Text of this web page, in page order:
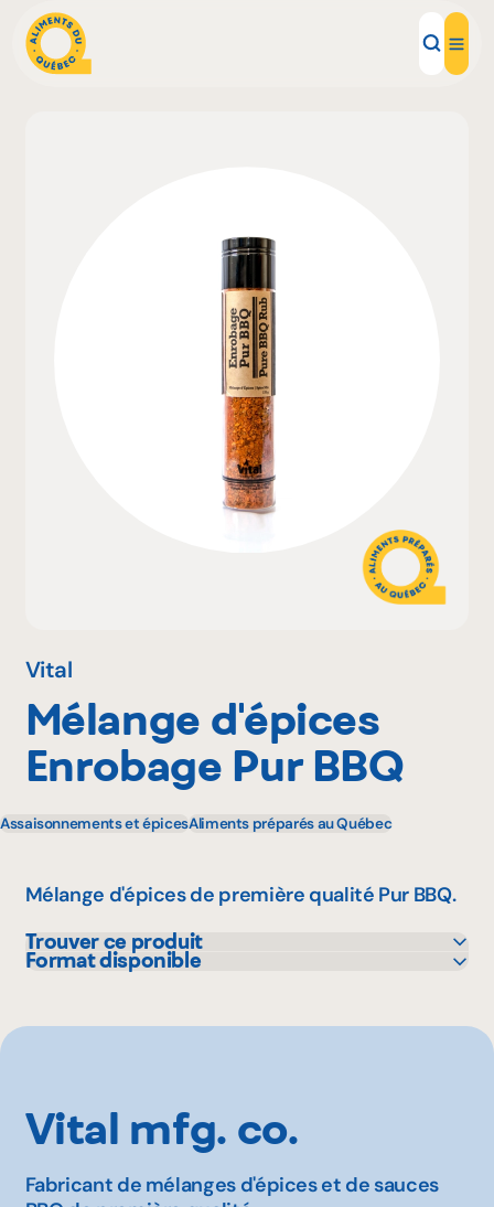
Inspirations d'ici
Restaurants
Institutions
Vital
Mélange d'épices
Enrobage Pur BBQ
Assaisonnements et épicesAliments préparés au Québec
Mélange d'épices de première qualité Pur BBQ.
Trouver ce produit
Avril - supermarché santé
IGA
Maxi
Metro
Pasquier
Format disponible
Vital mfg. co.
Fabricant de mélanges d'épices et de sauces